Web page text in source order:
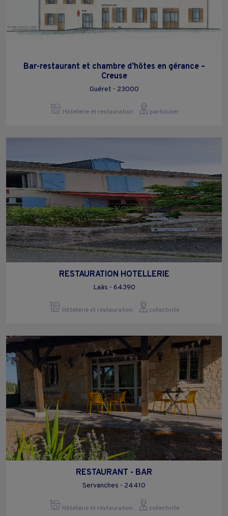
Bar-restaurant et chambre d’hôtes en gérance –
Creuse
Guéret - 23000
Hôtellerie et restauration particulier
RESTAURATION HOTELLERIE
Laàs - 64390
Hôtellerie et restauration collectivite
RESTAURANT - BAR
Servanches - 24410
Hôtellerie et restauration collectivite